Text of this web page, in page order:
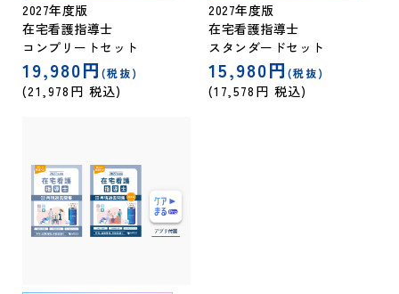
2027年度版
在宅看護指導士
コンプリートセット
19,980円 (税抜)
(21,978円 税込)
2027年度版
在宅看護指導士
スタンダードセット
15,980円 (税抜)
(17,578円 税込)